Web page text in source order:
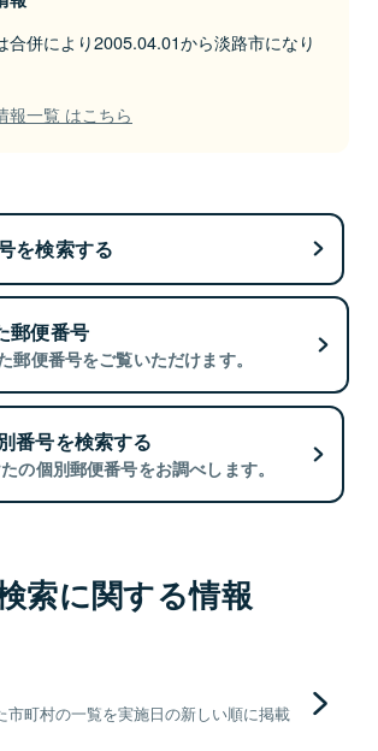
合併により2005.04.01から淡路市になり
報一覧 はこちら
を検索する
郵便番号
郵便番号をご覧いただけます。
番号を検索する
の個別郵便番号をお調べします。
索に関する情報
市町村の一覧を実施日の新しい順に掲載